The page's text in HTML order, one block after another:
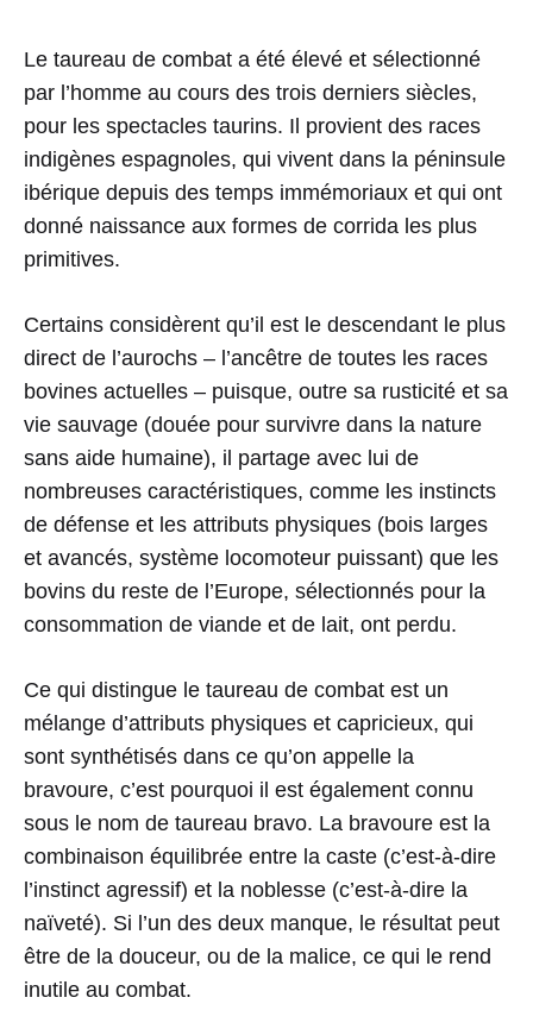
Le taureau de combat a été élevé et sélectionné
par l’homme au cours des trois derniers siècles,
pour les spectacles taurins. Il provient des races
indigènes espagnoles, qui vivent dans la péninsule
ibérique depuis des temps immémoriaux et qui ont
donné naissance aux formes de corrida les plus
primitives.
Certains considèrent qu’il est le descendant le plus
direct de l’aurochs – l’ancêtre de toutes les races
bovines actuelles – puisque, outre sa rusticité et sa
vie sauvage (douée pour survivre dans la nature
sans aide humaine), il partage avec lui de
nombreuses caractéristiques, comme les instincts
de défense et les attributs physiques (bois larges
et avancés, système locomoteur puissant) que les
bovins du reste de l’Europe, sélectionnés pour la
consommation de viande et de lait, ont perdu.
Ce qui distingue le taureau de combat est un
mélange d’attributs physiques et capricieux, qui
sont synthétisés dans ce qu’on appelle la
bravoure, c’est pourquoi il est également connu
sous le nom de taureau bravo. La bravoure est la
combinaison équilibrée entre la caste (c’est-à-dire
l’instinct agressif) et la noblesse (c’est-à-dire la
naïveté). Si l’un des deux manque, le résultat peut
être de la douceur, ou de la malice, ce qui le rend
inutile au combat.